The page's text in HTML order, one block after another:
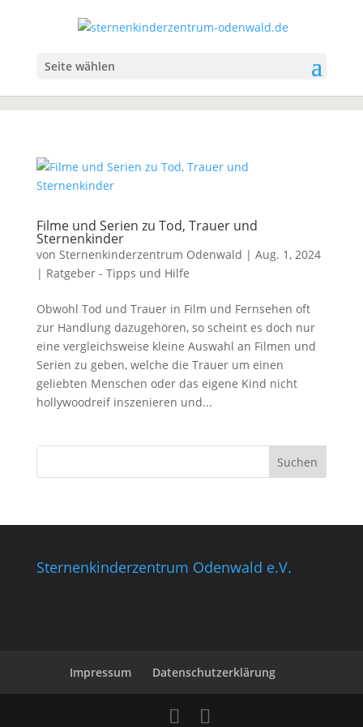
Seite wählen
Filme und Serien zu Tod, Trauer und
Sternenkinder
von Sternenkinderzentrum Odenwald | Aug. 1, 2024
| Ratgeber - Tipps und Hilfe
Obwohl Tod und Trauer in Film und Fernsehen oft
zur Handlung dazugehören, so scheint es doch nur
eine vergleichsweise kleine Auswahl an Filmen und
Serien zu geben, welche die Trauer um einen
geliebten Menschen oder das eigene Kind nicht
hollywoodreif inszenieren und...
Sternenkinderzentrum Odenwald e.V.
Impressum Datenschutzerklärung